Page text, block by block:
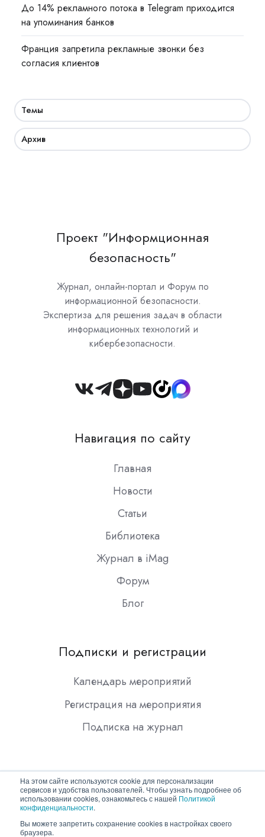
На этом сайте используются cookie для персонализации
сервисов и удобства пользователей. Чтобы узнать подробнее об
использовании cookies, ознакомьтесь с нашей Политикой
конфиденциальности.
Вы можете запретить сохранение cookies в настройках своего
браузера.
До 14% рекламного потока в Telegram приходится
на упоминания банков
Франция запретила рекламные звонки без
согласия клиентов
Темы
Архив
Проект "Информционная
безопасность"
Журнал, онлайн-портал и Форум по
информационной безопасности.
Экспертиза для решения задач в области
информационных технологий и
кибербезопасности.
Join
Slack
Навигация по сайту
Главная
Новости
Статьи
Библиотека
Журнал в iMag
Форум
Блог
Подписки и регистрации
Календарь мероприятий
Регистрация на мероприятия
Подписка на журнал
Copyright © 2026 ООО "Гротек"